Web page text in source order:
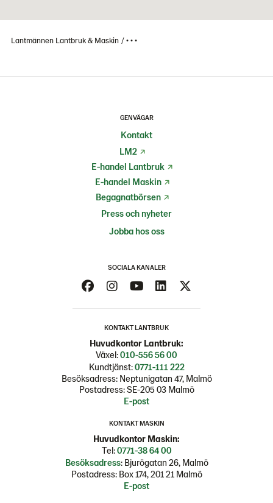
Lantmännen Lantbruk & Maskin • • •
GENVÄGAR
Kontakt
LM2
E-handel Lantbruk
E-handel Maskin
Begagnatbörsen
Press och nyheter
Jobba hos oss
SOCIALA KANALER
KONTAKT LANTBRUK
Huvudkontor Lantbruk:
Växel:010-556 56 00
Kundtjänst:0771-111 222
Besöksadress: Neptunigatan 47, Malmö
Postadress: SE-205 03 Malmö
E-post
KONTAKT MASKIN
Huvudkontor Maskin:
Tel:0771-38 64 00
Besöksadress: Bjurögatan 26, Malmö
Postadress: Box 174, 201 21 Malmö
E-post